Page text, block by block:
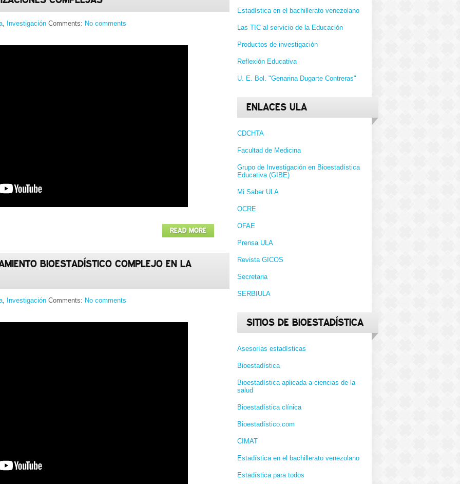
Estadística en el bachillerato venezolano
Las TIC al servicio de la Educación
Productos de investigación
Reflexión Educativa
U. E. Bol. "Genarina Dugarte Contreras"
ENLACES ULA
CDCHTA
Facultad de Medicina
Grupo de Investigación en Bioestadística
Educativa (GIBE)
Mi Saber ULA
OCRE
OFAE
Prensa ULA
Revista GICOS
Secretaria
SERBIULA
SITIOS DE BIOESTADÍSTICA
Asesorías estadísticas
Bioestadística
Bioestadística aplicada a ciencias de la
salud
Bioestadística clínica
Bioestadístico.com
CIMAT
Estadística en el bachillerato venezolano
Estadística para todos
, Investigación Comments: No comments
READ MORE
BIOESTADÍSTICO COMPLEJO EN LA
, Investigación Comments: No comments